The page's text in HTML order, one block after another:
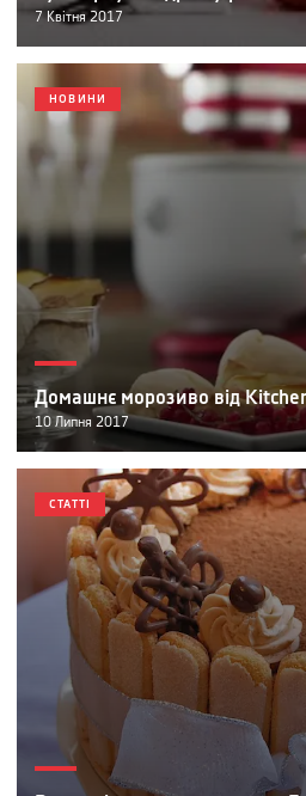
7 Квітня 2017
НОВИНИ
Домашнє морозиво від
10 Липня 2017
СТАТТІ